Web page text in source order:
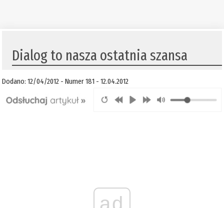
Dialog to nasza ostatnia szansa
Dodano: 12/04/2012 - Numer 181 - 12.04.2012